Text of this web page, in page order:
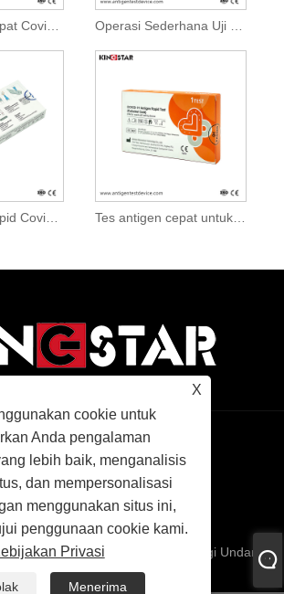
Tes Antigen Cepat Covid-19 Self Test yang Efisien Operasi Sederhana Uji Diri Covid-19 Tes Antigen Cepat
Tes Antigen Rapid Covid-19 Safe Collection
X
cookie untuk
Anda pengalaman
lebih baik, menganalisis
dan mempersonalisasi
menggunakan situs ini,
penggunaan cookie kami.
Privasi
Menerima
RSS XML
INC Semua Hak Dilindungi Undang-
Undang.